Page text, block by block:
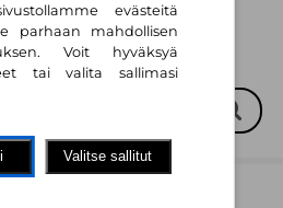
evästeitä
parhaan mahdollisen
Voit hyväksyä
tai valita sallimasi
Valitse sallitut